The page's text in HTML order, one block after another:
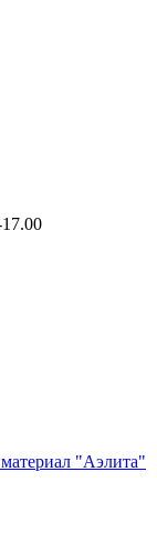
"Аэлита"